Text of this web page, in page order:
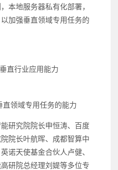
本地服务器私有化部署，
加强垂直领域专用任务的
直行业应用能力
直领域专用任务的能力
研究院院长申恒涛、百度
院长叶航晖、成都智算中
诺天使基金合伙人卢健、
研院总经理刘媞等多位专